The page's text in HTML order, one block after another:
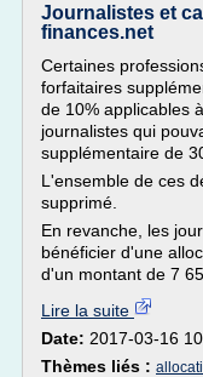
Journalistes et
finances.net
Certaines
forfaitaires
de 10% applicables
journalistes qui
supplémentaire de
L'ensemble de ces
supprimé.
En revanche, les
bénéficier d'une
d'un montant de 7
Lire la suite
Date: 2017-03-16
Thèmes liés :